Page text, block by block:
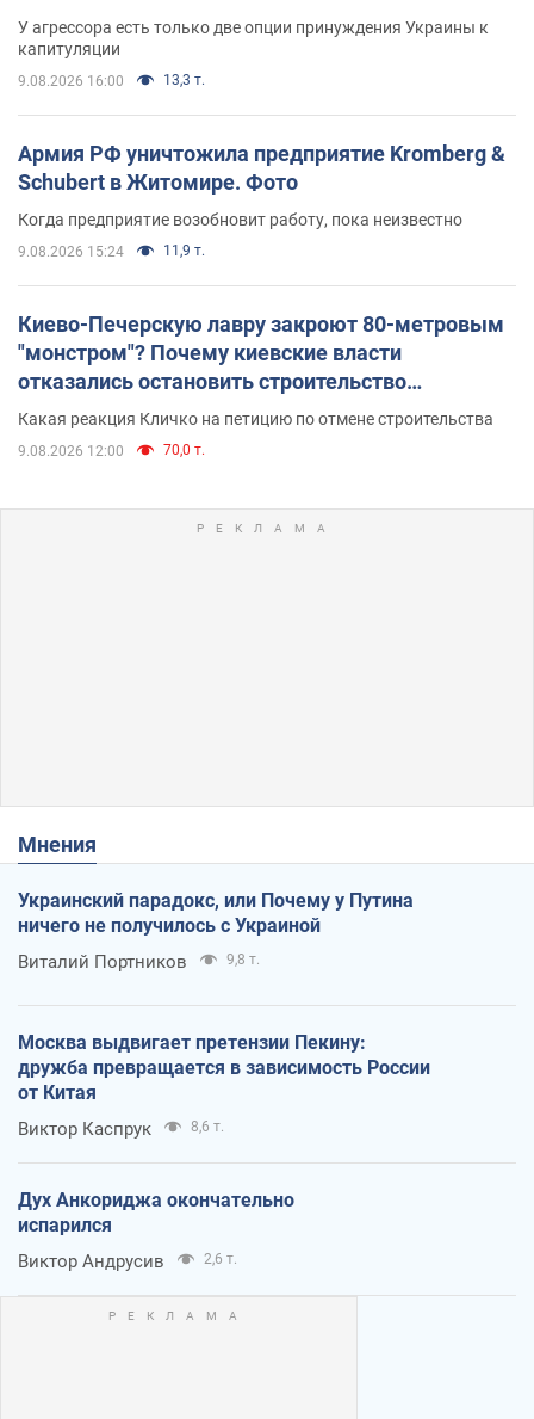
У агрессора есть только две опции принуждения Украины к
капитуляции
9.08.2026 16:00 13,3 т.
Армия РФ уничтожила предприятие Kromberg &
Schubert в Житомире. Фото
Когда предприятие возобновит работу, пока неизвестно
9.08.2026 15:24 11,9 т.
Киево-Печерскую лавру закроют 80-метровым
"монстром"? Почему киевские власти
отказались остановить строительство
небоскреба "московского верующего"
Какая реакция Кличко на петицию по отмене строительства
9.08.2026 12:00 70,0 т.
Мнения
Украинский парадокс, или Почему у Путина
ничего не получилось с Украиной
Виталий Портников 9,8 т.
Москва выдвигает претензии Пекину:
дружба превращается в зависимость России
от Китая
Виктор Каспрук 8,6 т.
Дух Анкориджа окончательно
испарился
Виктор Андрусив 2,6 т.